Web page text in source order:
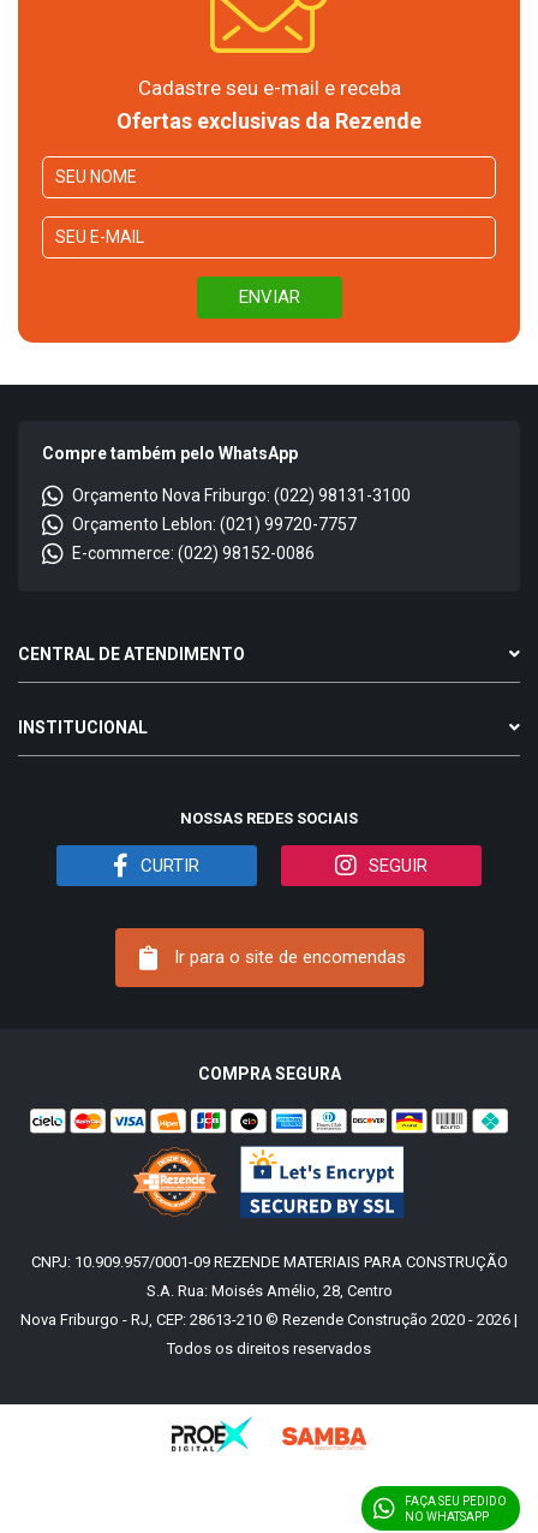
Cadastre seu e-mail e receba
Ofertas exclusivas da Rezende
Compre também pelo WhatsApp
Orçamento Nova Friburgo: (022) 98131-3100
Orçamento Leblon: (021) 99720-7757
E-commerce: (022) 98152-0086
CENTRAL DE ATENDIMENTO
INSTITUCIONAL
NOSSAS REDES SOCIAIS
CURTIR SEGUIR
Ir para o site de encomendas
COMPRA SEGURA
CNPJ: 10.909.957/0001-09 REZENDE MATERIAIS PARA CONSTRUÇÃO
S.A. Rua: Moisés Amélio, 28, Centro
Nova Friburgo - RJ, CEP: 28613-210 © Rezende Construção 2020 - 2026 |
Todos os direitos reservados
FAÇA SEU PEDIDO
NO WHATSAPP